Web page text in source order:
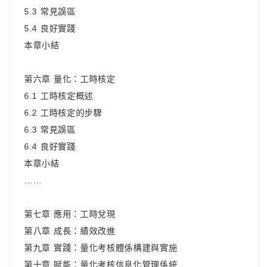
5.3 常見誤區
5.4 良好實踐
本章小結
第六章 量化：工時核定
6.1 工時核定概述
6.2 工時核定的步驟
6.3 常見誤區
6.4 良好實踐
本章小結
第七章 應用：工時兌現
第八章 成長：績效改進
第九章 實踐：量化考核體係構建與實施
第十章 賦能：量化考核信息化管理係統